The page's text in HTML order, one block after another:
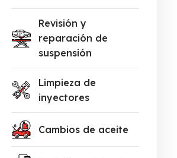
Revisión y
reparación de
suspensión
Limpieza de
inyectores
Cambios de aceite